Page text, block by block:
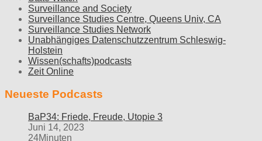
Surveillance and Society
Surveillance Studies Centre, Queens Univ, CA
Surveillance Studies Network
Unabhängiges Datenschutzzentrum Schleswig-
Holstein
Wissen(schafts)podcasts
Zeit Online
Neueste Podcasts
BaP34: Friede, Freude, Utopie 3
Juni 14, 2023
24Minuten